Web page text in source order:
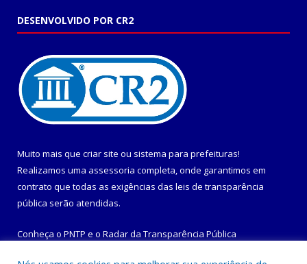
DESENVOLVIDO POR CR2
Muito mais que criar site ou sistema para prefeituras!
Realizamos uma assessoria completa, onde garantimos em
contrato que todas as exigências das leis de transparência
pública serão atendidas.
Conheça o PNTP e o Radar da Transparência Pública